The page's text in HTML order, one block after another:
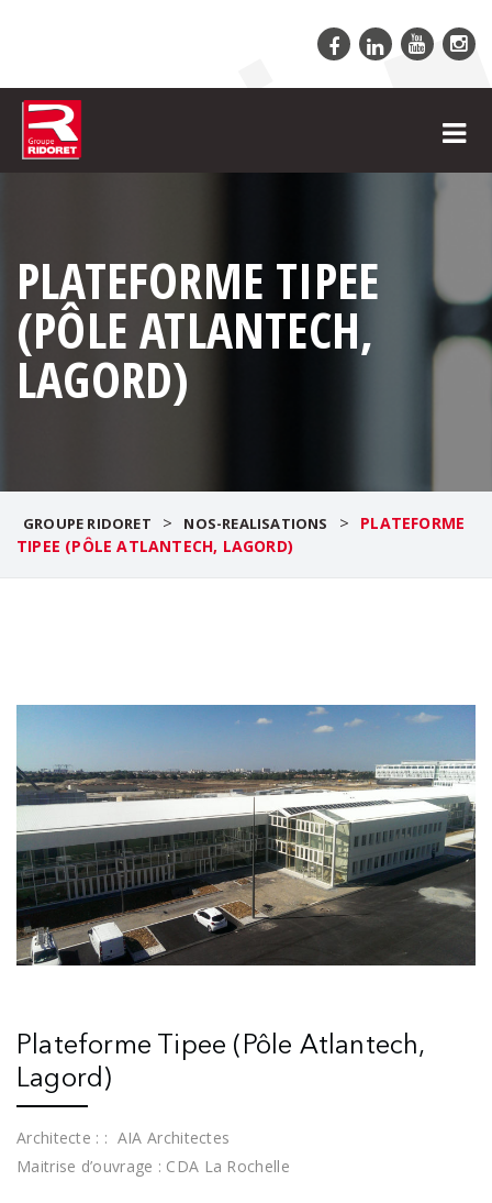
PLATEFORME TIPEE
(PÔLE ATLANTECH,
LAGORD)
GROUPE RIDORET > NOS-REALISATIONS >
PLATEFORME
TIPEE (PÔLE ATLANTECH, LAGORD)
Plateforme Tipee (Pôle Atlantech,
Lagord)
Architecte : : AIA Architectes
Maitrise d’ouvrage : CDA La Rochelle